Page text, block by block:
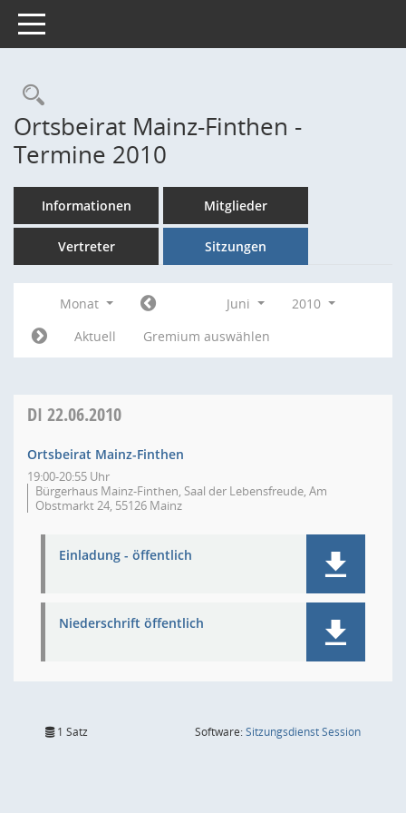
Toggle navigation
Rechercheauswahl
Ortsbeirat Mainz-Finthen -
Termine 2010
Informationen Mitglieder
Vertreter Sitzungen
Monat Juni
2010
Aktuell
Gremium auswählen
DI 22.06.2010
Ortsbeirat Mainz-Finthen
19:00-20:55 Uhr
Bürgerhaus Mainz-Finthen, Saal der Lebensfreude, Am
Obstmarkt 24, 55126 Mainz
Einladung - öffentlich
Niederschrift öffentlich
1 Satz Software:SitzungsdienstSession(Wird in